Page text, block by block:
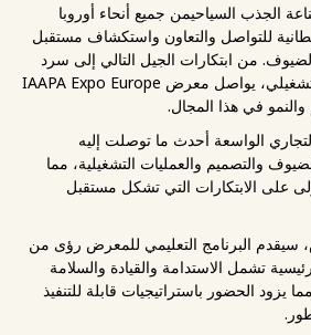
الجذب السياحيمن جميع أنحاء أوروبا
للتواصل والتعاون واستكشاف مستقبل
من ابتكارات الجيل التالي إلى سرد
القصص الغامرة والتميز التشغيلي، يواصل معرض IAAPA Expo Europe
والنمو في هذا المجال.
الواسعة أحدث ما توصلت إليه
والتصميم والعمليات التشغيلية، مما
على الابتكارات التي تشكل مستقبل
سيقدم البرنامج التعليمي للمعرض رؤى من
تشمل الاستدامة والقيادة والسلامة
يزود الحضور باستراتيجيات قابلة للتنفيذ